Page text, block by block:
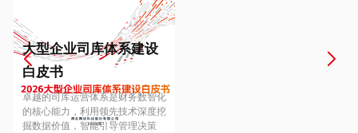
Europe
Hungary
大型企业司库体系建设
白皮书
卓越的司库运营体系是财务数智化
的核心能力，利用领先技术深度挖
掘数据价值，智能引导管理决策